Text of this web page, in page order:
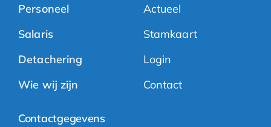
Personeel
Salaris
Detachering
Wie wij zijn
Actueel
Stamkaart
Login
Contact
Contactgegevens